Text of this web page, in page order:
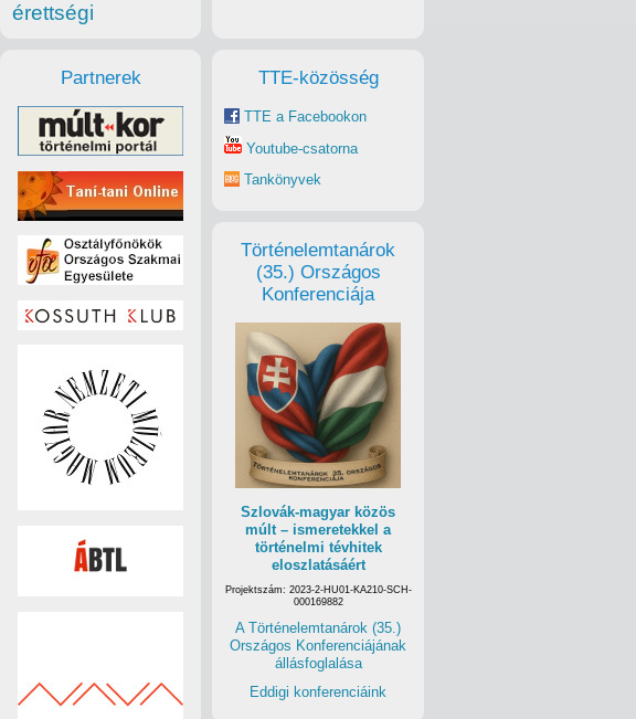
TTE-közösség
TTE a Facebookon
Youtube-csatorna
Tankönyvek
Történelemtanárok
(35.) Országos
Konferenciája
Szlovák-magyar közös
múlt – ismeretekkel a
történelmi tévhitek
eloszlatásáért
Projektszám: 2023-2-HU01-KA210-SCH-
000169882
A Történelemtanárok (35.)
Országos Konferenciájának
állásfoglalása
Eddigi konferenciáink
érettségi
Partnerek